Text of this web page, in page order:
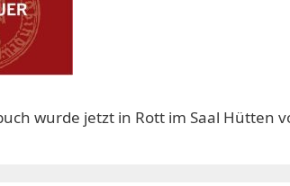
wurde jetzt in Rott im Saal